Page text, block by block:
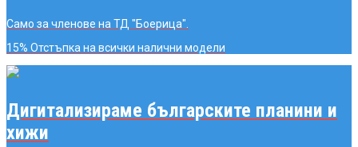
Само за членове на ТД "Боерица".
15% Отстъпка на всички налични модели
Дигитализираме българските планини и
хижи